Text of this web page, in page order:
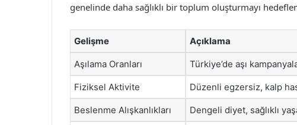
genelinde daha sağlıklı bir toplum oluşturmayı
Gelişme Açıklama
Aşılama Oranları Türkiye’de aşı
Fiziksel Aktivite Düzenli egzersiz, kalp
Beslenme Alışkanlıkları Dengeli diyet, sağlıklı